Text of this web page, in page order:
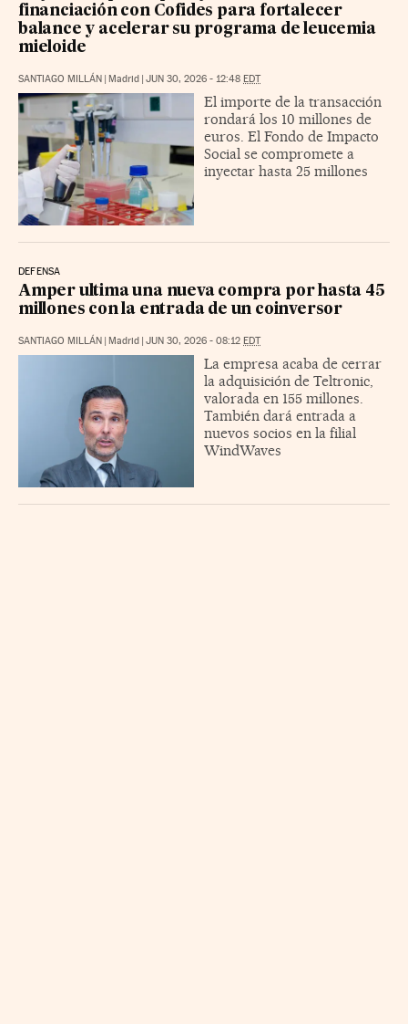
financiación con Cofides para fortalecer
balance y acelerar su programa de leucemia
mieloide
SANTIAGO MILLÁN Madrid JUN 30, 2026 - 12:48 EDT
El importe de la transacción
rondará los 10 millones de
euros. El Fondo de Impacto
Social se compromete a
inyectar hasta 25 millones
DEFENSA
Amper ultima una nueva compra por hasta 45
millones con la entrada de un coinversor
SANTIAGO MILLÁN Madrid JUN 30, 2026 - 08:12 EDT
La empresa acaba de cerrar
la adquisición de Teltronic,
valorada en 155 millones.
También dará entrada a
nuevos socios en la filial
WindWaves